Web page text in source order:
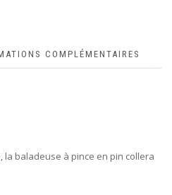
COMPLÉMENTAIRES
baladeuse à pince en pin collera